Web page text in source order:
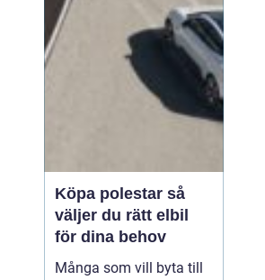
enkel genomgång av
hu...
Köpa polestar så
väljer du rätt elbil
för dina behov
Många som vill byta till